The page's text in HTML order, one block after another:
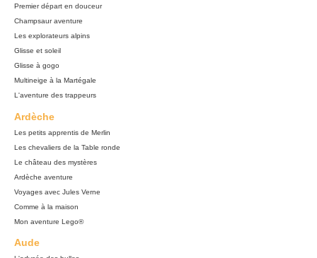
Premier départ en douceur
Champsaur aventure
Les explorateurs alpins
Glisse et soleil
Glisse à gogo
Multineige à la Martégale
L'aventure des trappeurs
Ardèche
Les petits apprentis de Merlin
Les chevaliers de la Table ronde
Le château des mystères
Ardèche aventure
Voyages avec Jules Verne
Comme à la maison
Mon aventure Lego®
Aude